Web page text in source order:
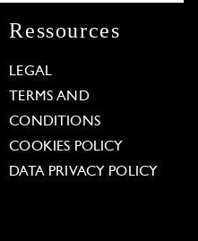
Ressources
LEGAL
TERMS AND
CONDITIONS
COOKIES POLICY
DATA PRIVACY POLICY